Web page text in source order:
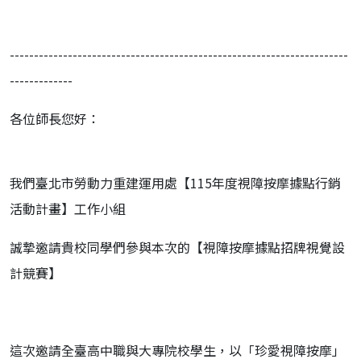
----------------------------------------------------------------------
-------------
各位師長您好：
我們臺北市勞動力重建運用處【115年度視障按摩據點行銷
活動計畫】工作小組
誠摯邀請貴校同學們參與本次的【視障按摩據點招牌視覺設
計競賽】
這次邀請全臺高中職與大專院校學生，以「珍愛視障按摩」